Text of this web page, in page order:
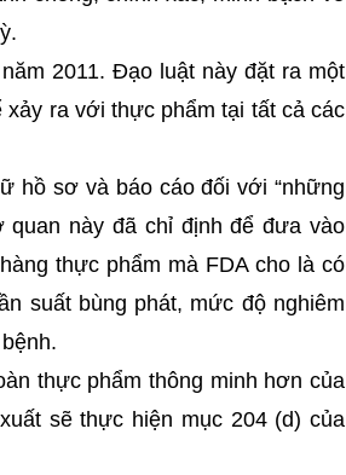
2011. Đạo luật này đặt ra một
xảy ra với thực phẩm tại tất cả các
hồ sơ và báo cáo đối với “những
này đã chỉ định để đưa vào
thực phẩm mà FDA cho là có
suất bùng phát, mức độ nghiêm
thực phẩm thông minh hơn của
sẽ thực hiện mục 204 (d) của